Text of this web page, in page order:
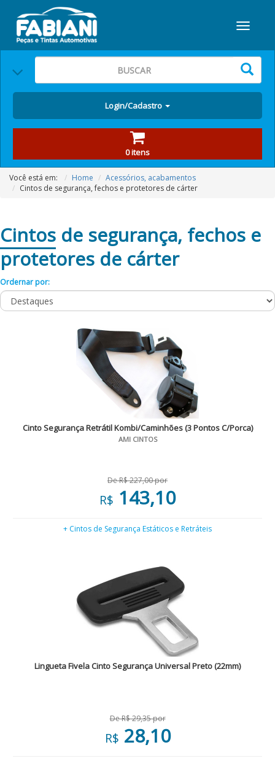
Login/Cadastro
0 itens
Você está em: Home
Acessórios, acabamentos
Cintos de segurança, fechos e protetores de cárter
Cintos de segurança, fechos e
protetores de cárter
Ordernar por:
Cinto Segurança Retrátil Kombi/Caminhões (3 Pontos C/Porca)
AMI CINTOS
De R$ 227,00 por
R$ 143,10
+ Cintos de Segurança Estáticos e Retráteis
Lingueta Fivela Cinto Segurança Universal Preto (22mm)
De R$ 29,35 por
R$ 28,10